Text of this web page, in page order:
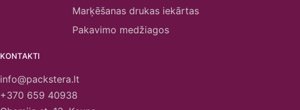
Marķēšanas drukas iekārtas
Pakavimo medžiagos
KONTAKTI
info@packstera.lt
+370 659 40938